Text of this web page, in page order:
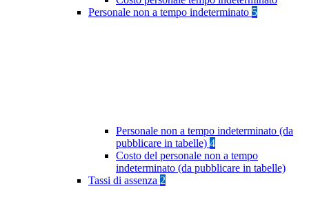
Personale non a tempo indeterminato 5
Personale non a tempo indeterminato (da
pubblicare in tabelle) 4
Costo del personale non a tempo
indeterminato (da pubblicare in tabelle)
Tassi di assenza 2